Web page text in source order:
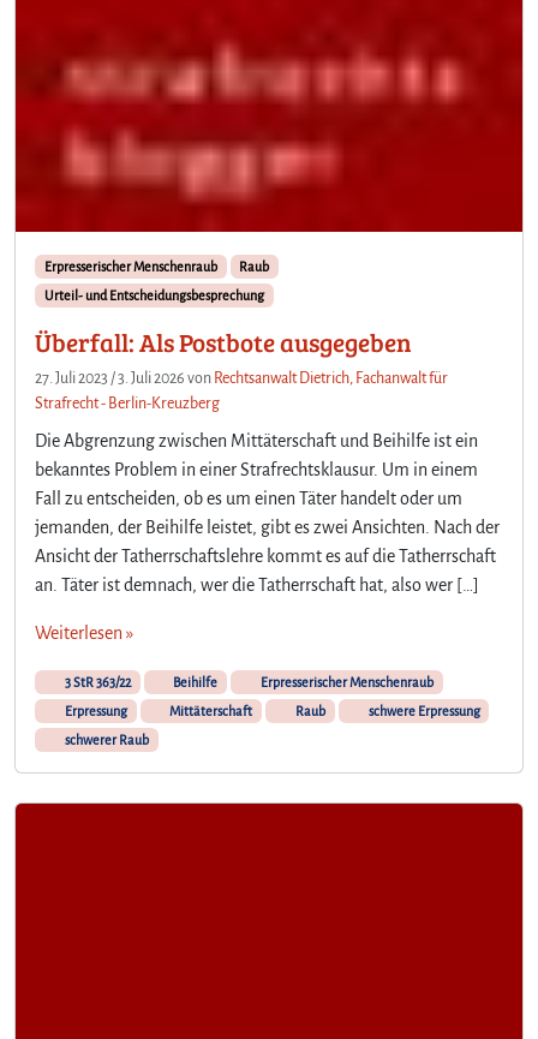
Erpresserischer Menschenraub
Raub
Urteil- und Entscheidungsbesprechung
Überfall: Als Postbote ausgegeben
27. Juli 2023 /3. Juli 2026 von Rechtsanwalt Dietrich, Fachanwalt für
Strafrecht - Berlin-Kreuzberg
Die Abgrenzung zwischen Mittäterschaft und Beihilfe ist ein
bekanntes Problem in einer Strafrechtsklausur. Um in einem
Fall zu entscheiden, ob es um einen Täter handelt oder um
jemanden, der Beihilfe leistet, gibt es zwei Ansichten. Nach der
Ansicht der Tatherrschaftslehre kommt es auf die Tatherrschaft
an. Täter ist demnach, wer die Tatherrschaft hat, also wer […]
Weiterlesen »
3 StR 363/22 Beihilfe
Erpresserischer Menschenraub
Erpressung
Mittäterschaft Raub
schwere Erpressung
schwerer Raub